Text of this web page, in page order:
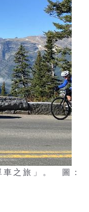
車之旅」。 圖：